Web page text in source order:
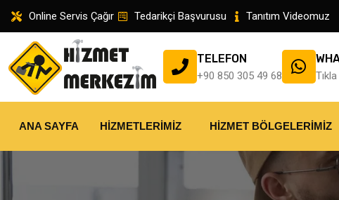
Online Servis Çağır Tedarikçi Başvurusu Tanıtım Videomuz
TELEFON
+90 850 305 49 68
ANA SAYFA HIZMETLERIMIZ HIZMET BÖLGELERIMIZ